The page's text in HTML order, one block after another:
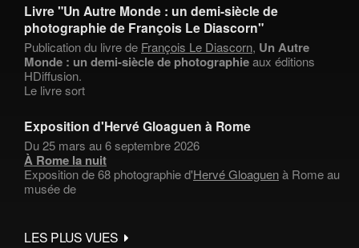
Livre "Un Autre Monde : un demi-siècle de
photographie de François Le Diascorn"
Publication du livre de François Le Diascorn, Un Autre
Monde : un demi-siècle de photographieaux éditions
HDiffusion.
Le livre sort
Exposition d'Hervé Gloaguen à Rome
Du 25 mars au 6 septembre 2026
À Rome la nuit
Exposition de 68 photographie d'Hervé Gloaguenà Rome au
musée de
LES PLUS VUES